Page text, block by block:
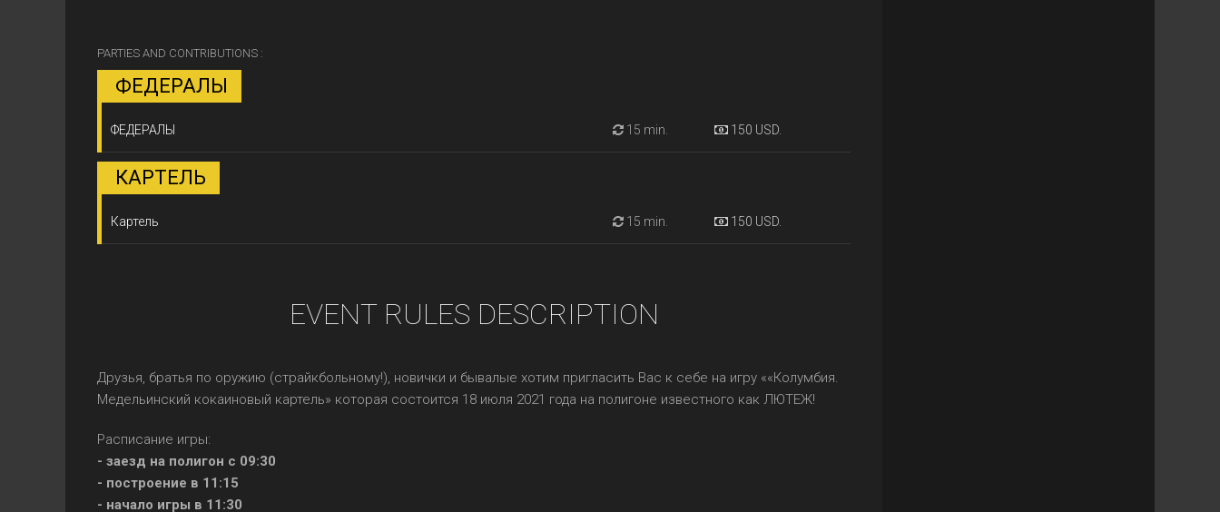
PARTIES AND CONTRIBUTIONS :
ФЕДЕРАЛЫ
ФЕДЕРАЛЫ 15 min. 150 USD.
КАРТЕЛЬ
Картель 15 min. 150 USD.
EVENT RULES DESCRIPTION
Друзья, братья по оружию (страйкбольному!), новички и бывалые хотим пригласить Вас к себе на игру ««Колумбия.
Медельинский кокаиновый картель» которая состоится 18 июля 2021 года на полигоне известного как ЛЮТЕЖ!
Расписание игры:
- заезд на полигон с 09:30
- построение в 11:15
- начало игры в 11:30